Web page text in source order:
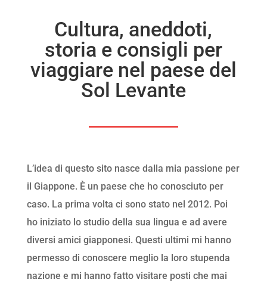
Cultura, aneddoti,
storia e consigli per
viaggiare nel paese del
Sol Levante
L’idea di questo sito nasce dalla mia passione per
il Giappone. È un paese che ho conosciuto per
caso. La prima volta ci sono stato nel 2012. Poi
ho iniziato lo studio della sua lingua e ad avere
diversi amici giapponesi. Questi ultimi mi hanno
permesso di conoscere meglio la loro stupenda
nazione e mi hanno fatto visitare posti che mai